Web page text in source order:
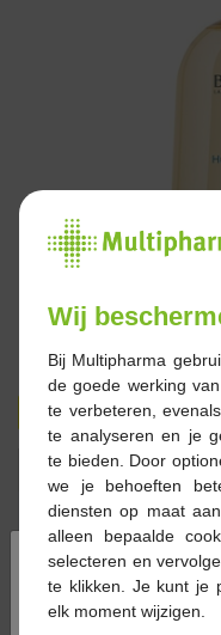
14,99 € 27,95 €
Commander
En stock en
- +
Wij
Bij Multipharma
de goede werking
te verbeteren,
te analyseren en je
te bieden. Door
we je behoeften
diensten op maat
alleen bepaalde
selecteren en
te klikken. Je kunt je
elk moment wijzigen.